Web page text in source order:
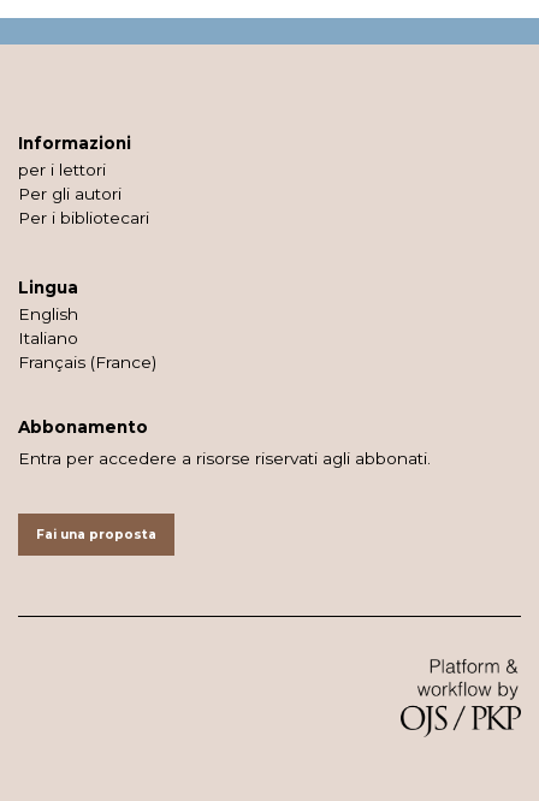
Informazioni
per i lettori
Per gli autori
Per i bibliotecari
Lingua
English
Italiano
Français (France)
Abbonamento
Entra per accedere a risorse riservati agli abbonati.
Fai una proposta